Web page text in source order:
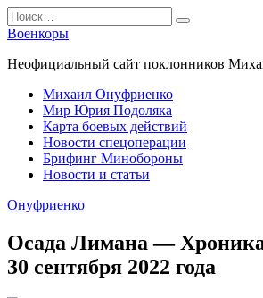
Перейти
к
содержанию
Search
for:
Военкоры
Неофициальный сайт поклонников
Михаил Онуфриенко
Мир Юрия Подоляка
Карта боевых действий
Новости спецоперации
Брифинг Минобороны
Новости и статьи
Онуфриенко
Осада Лимана — Хроника
30 сентября 2022 года